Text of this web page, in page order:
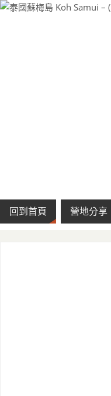
回到首頁 營地分享